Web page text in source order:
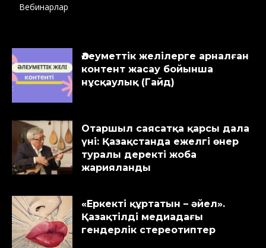
Вебинарлар
Әлеуметтік желілерге арналған
контент жасау бойынша
нұсқаулық (Гайд)
Отаршыл саясатқа қарсы дала
үні: Қазақстанда ежелгі өнер
туралы деректі жоба
жарияланды
«Еркекті құртатын – әйел».
Қазақтілді медиадағы
гендерлік стереотиптер